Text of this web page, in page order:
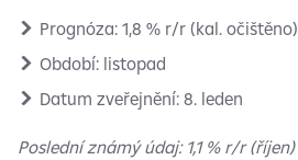
Prognóza: 1,8 % r/r (kal. očištěno)
Období: listopad
Datum zveřejnění: 8. leden
Poslední známý údaj: 1,1 % r/r (říjen)